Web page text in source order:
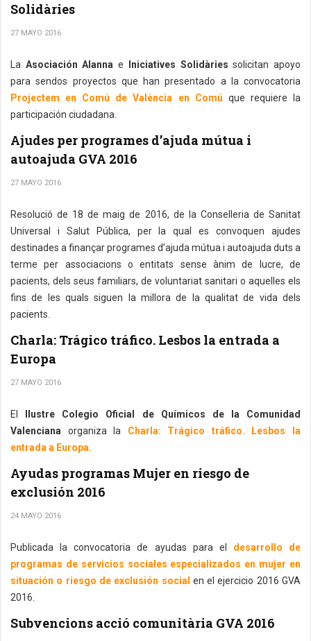
Solidàries
27 MAYO 2016
La Asociación Alannae Iniciatives Solidàries solicitan apoyo
para sendos proyectos que han presentado a la convocatoria
Projectem en Comú de València en Comú que requiere la
participación ciudadana.
Ajudes per programes d’ajuda mútua i
autoajuda GVA 2016
27 MAYO 2016
Resolució de 18 de maig de 2016, de la Conselleria de Sanitat
Universal i Salut Pública, per la qual es convoquen ajudes
destinades a finançar programes d’ajuda mútua i autoajuda duts a
terme per associacions o entitats sense ànim de lucre, de
pacients, dels seus familiars, de voluntariat sanitari o aquelles els
fins de les quals siguen la millora de la qualitat de vida dels
pacients.
Charla: Trágico tráfico. Lesbos la entrada a
Europa
27 MAYO 2016
El
Ilustre Colegio Oficial de Químicos de la Comunidad
Valenciana organiza la Charla: Trágico tráfico. Lesbos la
entrada a Europa.
Ayudas programas Mujer en riesgo de
exclusión 2016
24 MAYO 2016
Publicada la convocatoria de ayudas para el desarrollo de
programas de servicios sociales especializados en mujer en
situación o riesgo de exclusión social en el ejercicio 2016 GVA
2016.
Subvencions acció comunitària GVA 2016